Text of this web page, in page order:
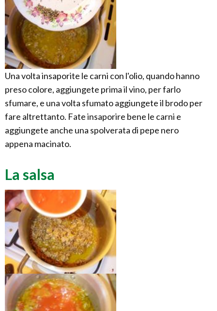
Una volta insaporite le carni con l'olio, quando hanno
preso colore, aggiungete prima il vino, per farlo
sfumare, e una volta sfumato aggiungete il brodo per
fare altrettanto. Fate insaporire bene le carni e
aggiungete anche una spolverata di pepe nero
appena macinato.
La salsa